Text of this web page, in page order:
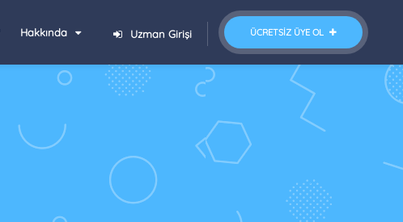
ÜCRETSIZ ÜYE OL
Uzman Girişi
Hakkında